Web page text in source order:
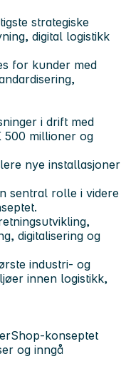
strategiske
digital logistikk
for kunder med
i drift med
500 millioner og
nye installasjoner
sentral rolle i videre
digitalisering og
industri- og
innen logistikk,
konseptet
og inngå